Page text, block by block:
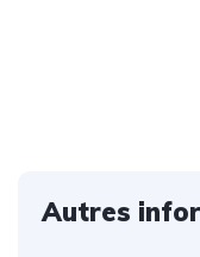
Autres